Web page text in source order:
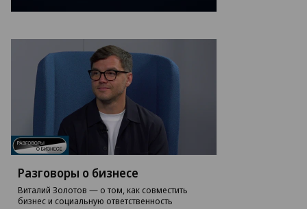
Разговоры о бизнесе
Виталий Золотов — о том, как совместить
бизнес и социальную ответственность